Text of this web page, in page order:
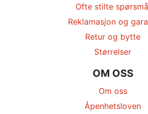
Ofte stilte
Reklamasjon og
Retur og bytte
Størrelser
OM OSS
Om oss
Åpenhetsloven